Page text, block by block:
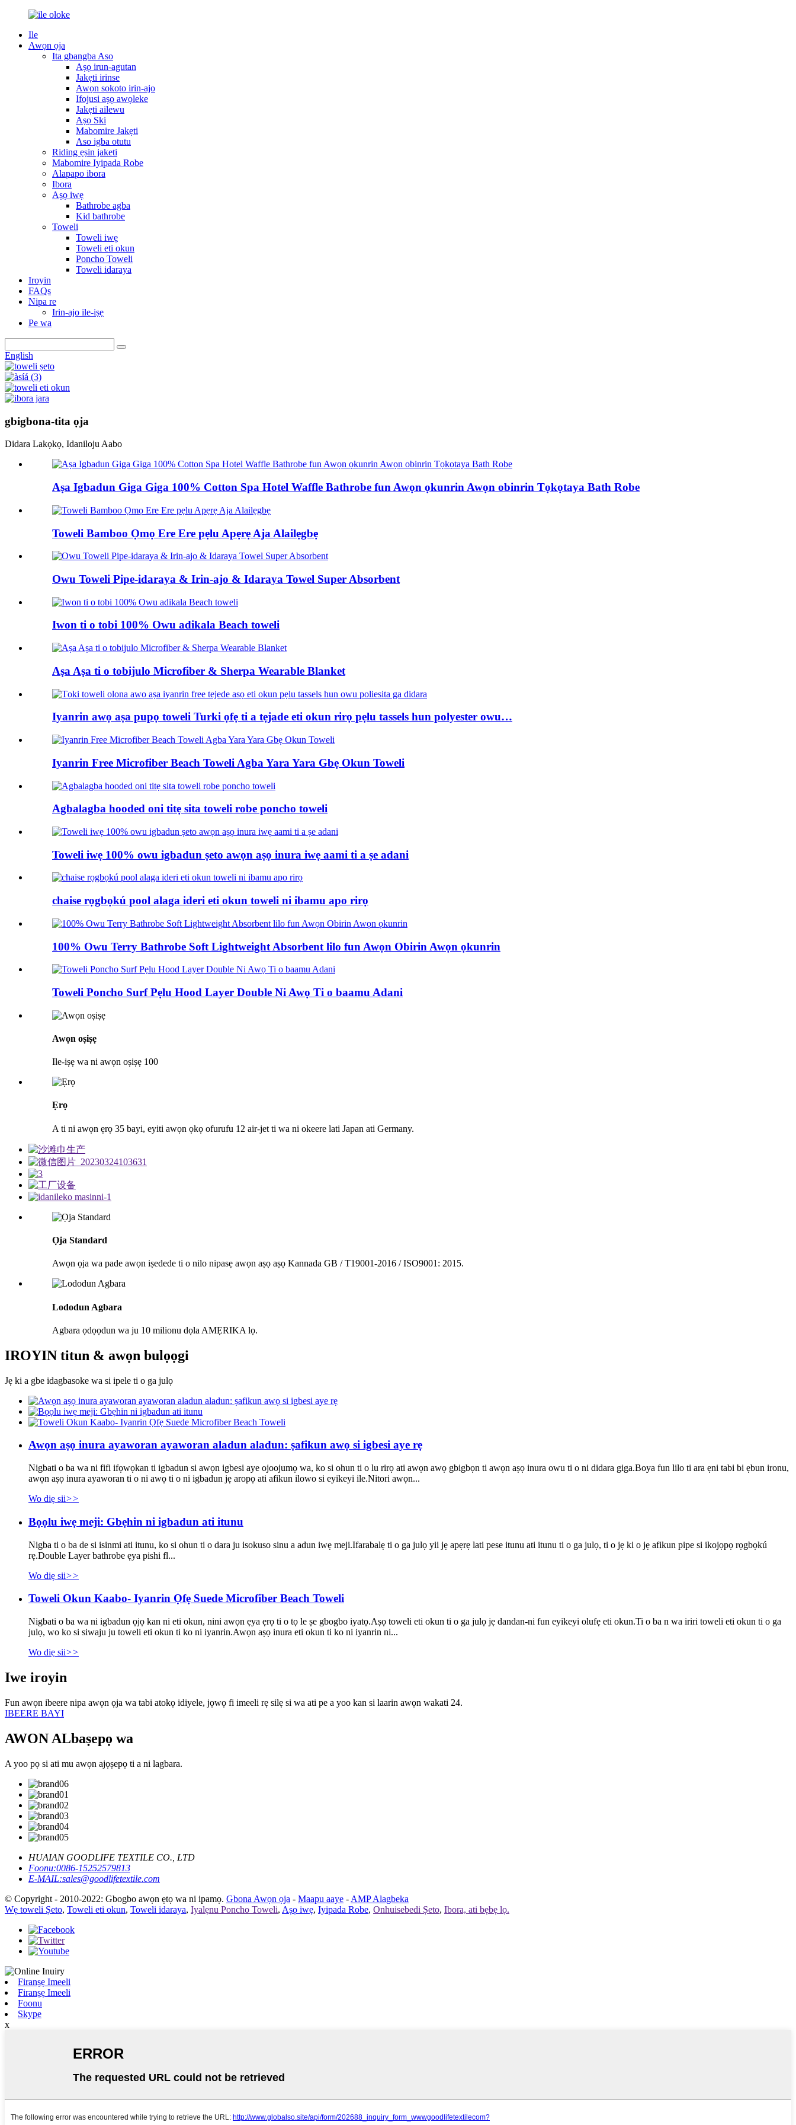
Ile
Awọn ọja
Ita gbangba Aso
Aṣọ irun-agutan
Jakẹti irinse
Awọn sokoto irin-ajo
Ifojusi aṣọ awọleke
Jakẹti ailewu
Aṣọ Ski
Mabomire Jakẹti
Aso igba otutu
Riding ẹṣin jaketi
Mabomire Iyipada Robe
Alapapo ibora
Ibora
Aṣọ iwẹ
Bathrobe agba
Kid bathrobe
Toweli
Toweli iwẹ
Toweli eti okun
Poncho Toweli
Toweli idaraya
Iroyin
FAQs
Nipa re
Irin-ajo ile-iṣẹ
Pe wa
English
gbigbona-tita ọja
Didara Lakọkọ, Idaniloju Aabo
Aṣa Igbadun Giga Giga 100% Cotton Spa Hotel Waffle Bathrobe fun Awọn ọkunrin Awọn obinrin Tọkọtaya Bath Robe
Toweli Bamboo Ọmọ Ere Ere pẹlu Apẹrẹ Aja Alailẹgbẹ
Owu Toweli Pipe-idaraya & Irin-ajo & Idaraya Towel Super Absorbent
Iwon ti o tobi 100% Owu adikala Beach toweli
Aṣa Aṣa ti o tobijulo Microfiber & Sherpa Wearable Blanket
Iyanrin awọ aṣa pupọ toweli Turki ọfẹ ti a tẹjade eti okun rirọ pẹlu tassels hun polyester owu…
Iyanrin Free Microfiber Beach Toweli Agba Yara Yara Gbẹ Okun Toweli
Agbalagba hooded oni titẹ sita toweli robe poncho toweli
Toweli iwẹ 100% owu igbadun ṣeto awọn aṣọ inura iwẹ aami ti a ṣe adani
chaise rọgbọkú pool alaga ideri eti okun toweli ni ibamu apo rirọ
100% Owu Terry Bathrobe Soft Lightweight Absorbent lilo fun Awọn Obirin Awọn ọkunrin
Toweli Poncho Surf Pẹlu Hood Layer Double Ni Awọ Ti o baamu Adani
Awọn oṣiṣẹ
Ile-iṣẹ wa ni awọn oṣiṣẹ 100
Ẹrọ
A ti ni awọn ẹrọ 35 bayi, eyiti awọn ọkọ ofurufu 12 air-jet ti wa ni okeere lati Japan ati Germany.
Ọja Standard
Awọn ọja wa pade awọn iṣedede ti o nilo nipasẹ awọn aṣọ aṣọ Kannada GB / T19001-2016 / ISO9001: 2015.
Lododun Agbara
Agbara ọdọọdun wa ju 10 milionu dọla AMẸRIKA lọ.
IROYIN titun & awọn bulọọgi
Jẹ ki a gbe idagbasoke wa si ipele ti o ga julọ
Awọn aṣọ inura ayaworan ayaworan aladun aladun: ṣafikun awọ si igbesi aye rẹ
Nigbati o ba wa ni fifi ifọwọkan ti igbadun si awọn igbesi aye ojoojumọ wa, ko si ohun ti o lu rirọ ati awọn awọ gbigbọn ti awọn aṣọ inura owu ti o ni didara giga.Boya fun lilo ti ara ẹni tabi bi ẹbun ironu,
awọn aṣọ inura ayaworan ti o ni awọ ti o ni igbadun jẹ aropọ ati afikun ilowo si eyikeyi ile.Nitori awọn...
Wo diẹ sii>>
Bọọlu iwẹ meji: Gbẹhin ni igbadun ati itunu
Nigba ti o ba de si isinmi ati itunu, ko si ohun ti o dara ju isokuso sinu a adun iwẹ meji.Ifarabalẹ ti o ga julọ yii jẹ apẹrẹ lati pese itunu ati itunu ti o ga julọ, ti o jẹ ki o jẹ afikun pipe si ikojọpọ rọgbọkú
rẹ.Double Layer bathrobe ẹya pishi fl...
Wo diẹ sii>>
Toweli Okun Kaabo- Iyanrin Ọfẹ Suede Microfiber Beach Toweli
Nigbati o ba wa ni igbadun ọjọ kan ni eti okun, nini awọn ẹya ẹrọ ti o tọ le ṣe gbogbo iyatọ.Aṣọ toweli eti okun ti o ga julọ jẹ dandan-ni fun eyikeyi olufẹ eti okun.Ti o ba n wa iriri toweli eti okun ti o ga
julọ, wo ko si siwaju ju toweli eti okun ti ko ni iyanrin.Awọn aṣọ inura eti okun ti ko ni iyanrin ni...
Wo diẹ sii>>
Iwe iroyin
Fun awọn ibeere nipa awọn ọja wa tabi atokọ idiyele, jọwọ fi imeeli rẹ silẹ si wa ati pe a yoo kan si laarin awọn wakati 24.
IBEERE BAYI
AWON ALbaṣepọ wa
A yoo pọ si ati mu awọn ajọṣepọ ti a ni lagbara.
HUAIAN GOODLIFE TEXTILE CO., LTD
Foonu:0086-15252579813
E-MAIL:sales@goodlifetextile.com
© Copyright - 2010-2022: Gbogbo awọn ẹtọ wa ni ipamọ. Gbona Awọn ọja - Maapu aaye - AMP Alagbeka
Wẹ toweli Ṣeto, Toweli eti okun, Toweli idaraya, Iyalẹnu Poncho Toweli, Aṣọ iwẹ, Iyipada Robe, Onhuisebedi Ṣeto, Ibora, ati bẹbẹ lọ.
Firanṣẹ Imeeli
Firanṣẹ Imeeli
Foonu
Skype
x